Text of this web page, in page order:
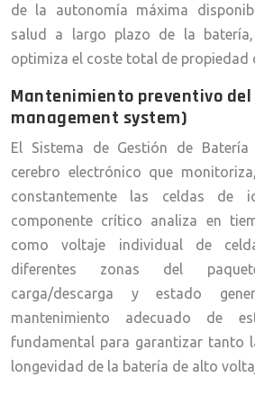
de la autonomía máxima
salud a largo plazo de la
optimiza el coste total de propiedad
Mantenimiento preventivo del
management system)
El Sistema de Gestión de Batería
cerebro electrónico que
constantemente las celdas de
componente crítico analiza en
como voltaje individual de
diferentes zonas del
carga/descarga y estado
mantenimiento adecuado de
fundamental para garantizar tanto
longevidad de la batería de alto